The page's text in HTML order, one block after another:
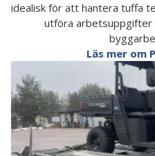
idealisk för att hantera tuffa
utföra arbetsuppgifter
Läs mer om